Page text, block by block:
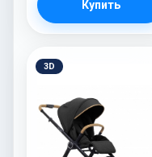
Купить
3D